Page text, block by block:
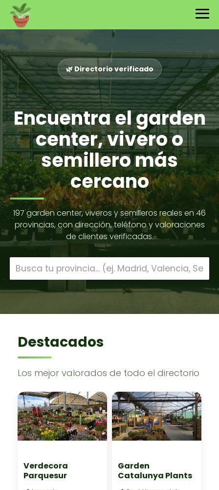
Garden Center,
🌿 Directorio verificado
Encuentra el garden
center, vivero o
semillero más
cercano
197 garden center, viveros y semilleros reales en 46
provincias, con dirección, teléfono y valoraciones
de clientes verificadas.
Destacados
Los mejor valorados de todo el directorio
Verdecora
Parquesur
Garden
Catalunya Plants